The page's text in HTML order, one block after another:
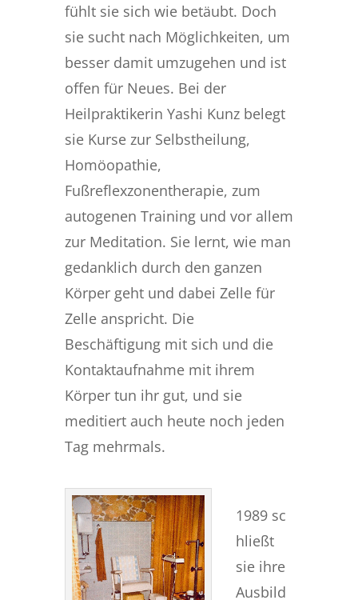
fühlt sie sich wie betäubt. Doch
sie sucht nach Möglichkeiten, um
besser damit umzugehen und ist
offen für Neues. Bei der
Heilpraktikerin Yashi Kunz belegt
sie Kurse zur Selbstheilung,
Homöopathie,
Fußreflexzonentherapie, zum
autogenen Training und vor allem
zur Meditation. Sie lernt, wie man
gedanklich durch den ganzen
Körper geht und dabei Zelle für
Zelle anspricht. Die
Beschäftigung mit sich und die
Kontaktaufnahme mit ihrem
Körper tun ihr gut, und sie
meditiert auch heute noch jeden
Tag mehrmals.
1989 sc
hließt
sie ihre
Ausbild